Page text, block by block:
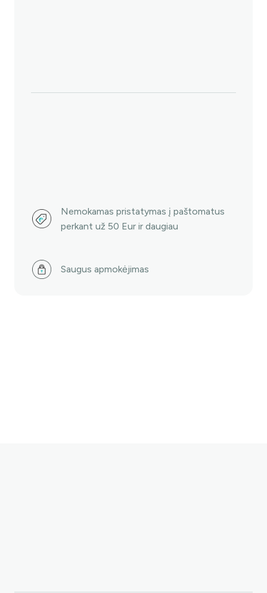
Nemokamas pristatymas į paštomatus
perkant už 50 Eur ir daugiau
Saugus apmokėjimas